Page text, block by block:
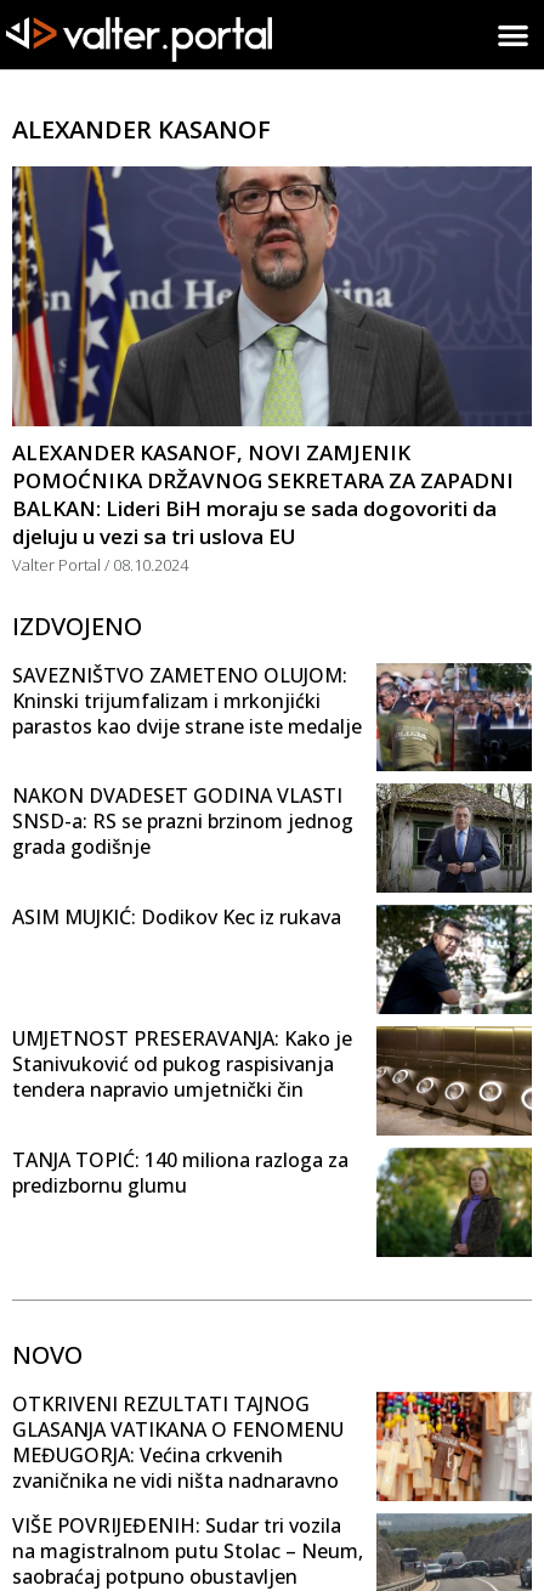
ALEXANDER KASANOF
ALEXANDER KASANOF, NOVI ZAMJENIK
POMOĆNIKA DRŽAVNOG SEKRETARA ZA ZAPADNI
BALKAN: Lideri BiH moraju se sada dogovoriti da
djeluju u vezi sa tri uslova EU
Valter Portal 08.10.2024
IZDVOJENO
SAVEZNIŠTVO ZAMETENO OLUJOM:
Kninski trijumfalizam i mrkonjićki
parastos kao dvije strane iste medalje
NAKON DVADESET GODINA VLASTI
SNSD-a: RS se prazni brzinom jednog
grada godišnje
ASIM MUJKIĆ: Dodikov Kec iz rukava
UMJETNOST PRESERAVANJA: Kako je
Stanivuković od pukog raspisivanja
tendera napravio umjetnički čin
TANJA TOPIĆ: 140 miliona razloga za
predizbornu glumu
NOVO
OTKRIVENI REZULTATI TAJNOG
GLASANJA VATIKANA O FENOMENU
MEĐUGORJA: Većina crkvenih
zvaničnika ne vidi ništa nadnaravno
VIŠE POVRIJEĐENIH: Sudar tri vozila
na magistralnom putu Stolac – Neum,
saobraćaj potpuno obustavljen